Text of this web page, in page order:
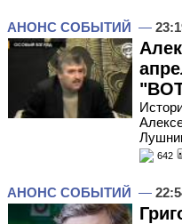
АНОНС СОБЫТИЙ —
642
АНОНС СОБЫТИЙ —